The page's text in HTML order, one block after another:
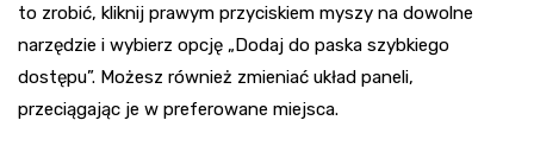
to zrobić, kliknij prawym przyciskiem myszy na dowolne
narzędzie i wybierz opcję „Dodaj do paska szybkiego
dostępu”. Możesz również zmieniać układ paneli,
przeciągając je w preferowane miejsca.